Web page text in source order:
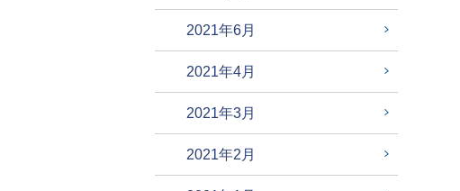
2021年6月
2021年4月
2021年3月
2021年2月